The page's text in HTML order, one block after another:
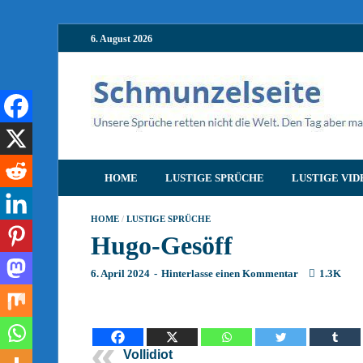
6. August 2026
HOME LUSTIGE SPRÜCHE LUSTIGE
HOME / LUSTIGE SPRÜCHE
Hugo-Gesöff
6. April 2024 - Hinterlasse einen Kommentar 1.3K
Vollidiot